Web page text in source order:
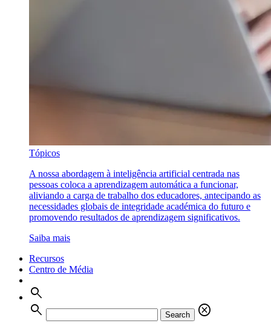
Tópicos
A nossa abordagem à inteligência artificial centrada nas
pessoas coloca a aprendizagem automática a funcionar,
aliviando a carga de trabalho dos educadores, antecipando as
necessidades globais de integridade académica do futuro e
promovendo resultados de aprendizagem significativos.
Saiba mais
Recursos
Centro de Média
search
search
Search
cancel